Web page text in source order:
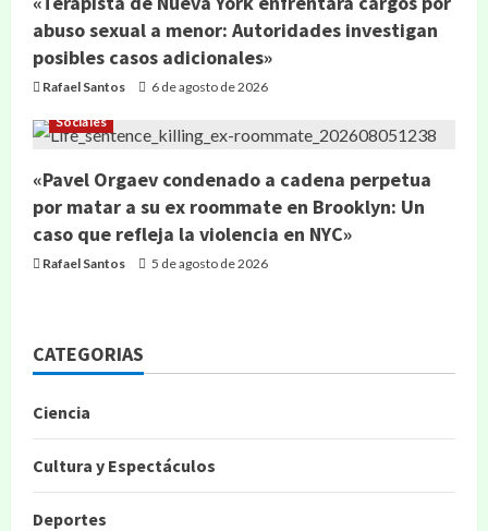
abuso sexual a menor: Autoridades investigan
posibles casos adicionales»
Rafael Santos 6 de agosto de 2026
Sociales
«Pavel Orgaev condenado a cadena perpetua
por matar a su ex roommate en Brooklyn: Un
caso que refleja la violencia en NYC»
Rafael Santos 5 de agosto de 2026
CATEGORIAS
Ciencia
Cultura y Espectáculos
Deportes